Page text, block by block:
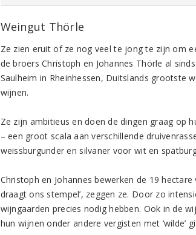
Weingut Thörle
Ze zien eruit of ze nog veel te jong te zijn om
de broers Christoph en Johannes Thörle al
Saulheim in Rheinhessen, Duitslands grootste
wijnen.
Ze zijn ambitieus en doen de dingen graag op
– een groot scala aan verschillende
weissburgunder en silvaner voor wit en
Christoph en Johannes bewerken de 19
draagt ons stempel’, zeggen ze. Door zo
wijngaarden precies nodig hebben. Ook in de
hun wijnen onder andere vergisten met ‘wilde’